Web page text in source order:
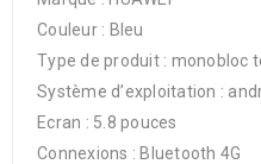
Couleur : Bleu
Type de produit : monobloc
Système d’exploitation :
Ecran : 5.8 pouces
Connexions : Bluetooth 4G